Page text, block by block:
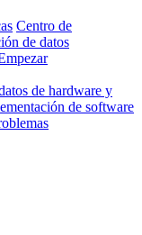
Centro de
de datos
de hardware y
de software